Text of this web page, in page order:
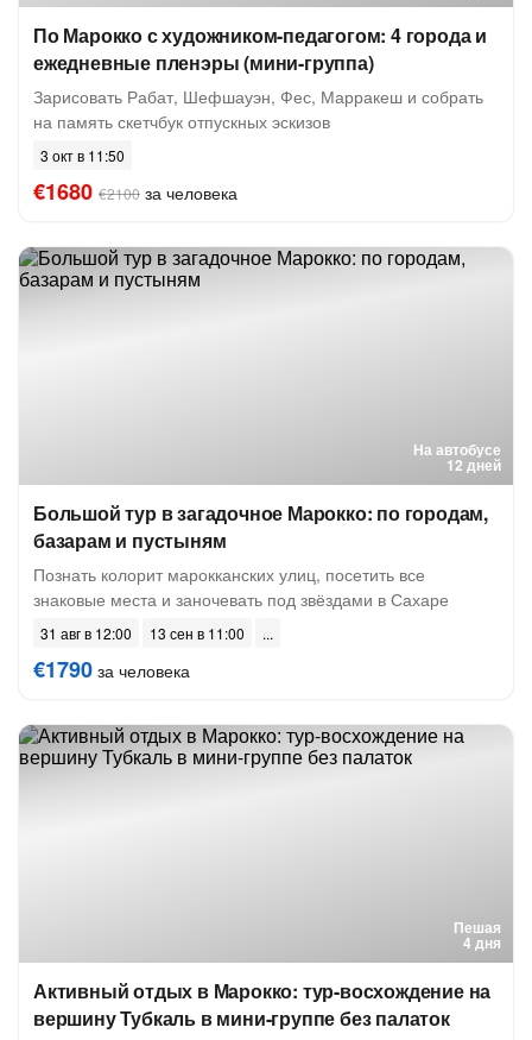
По Марокко с художником-педагогом: 4 города и
ежедневные пленэры (мини-группа)
Зарисовать Рабат, Шефшауэн, Фес, Марракеш и собрать
на память скетчбук отпускных эскизов
3 окт в 11:50
€1680 €2100 за человека
На автобусе
12 дней
Большой тур в загадочное Марокко: по городам,
базарам и пустыням
Познать колорит марокканских улиц, посетить все
знаковые места и заночевать под звёздами в Сахаре
31 авг в 12:00 13 сен в 11:00
€1790 за человека
Пешая
4 дня
Активный отдых в Марокко: тур-восхождение на
вершину Тубкаль в мини-группе без палаток